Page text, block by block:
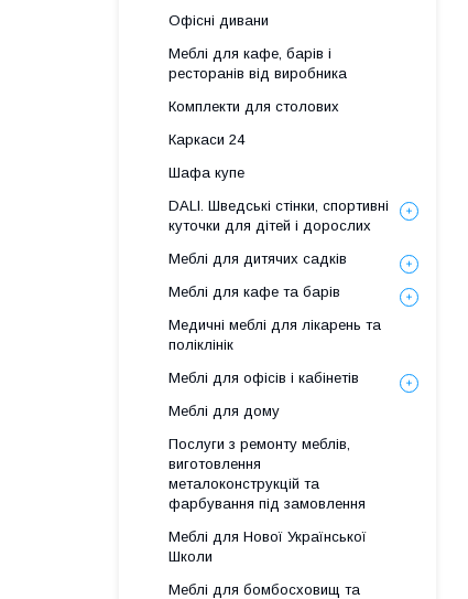
Офісні дивани
Меблі для кафе, барів і
ресторанів від виробника
Комплекти для столових
Каркаси 24
Шафа купе
DALI. Шведські стінки, спортивні
куточки для дітей і дорослих
Меблі для дитячих садків
Меблі для кафе та барів
Медичні меблі для лікарень та
поліклінік
Меблі для офісів і кабінетів
Меблі для дому
Послуги з ремонту меблів,
виготовлення
металоконструкцій та
фарбування під замовлення
Меблі для Нової Української
Школи
Меблі для бомбосховищ та